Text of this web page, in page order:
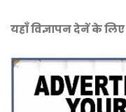
यहाँ विज्ञापन देनें के